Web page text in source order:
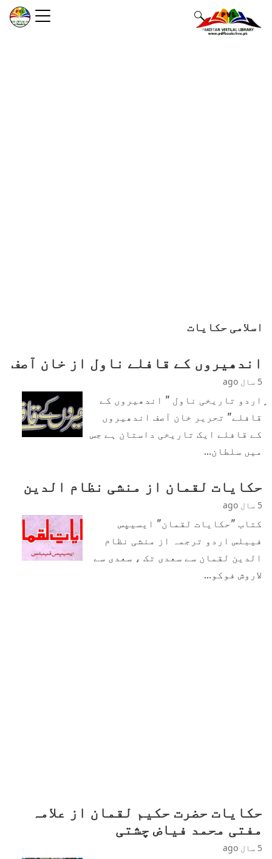
اسلامی حکایات
اندھیروں کے قافلے ناول از خان آصف
5 سال ago
ٍاردو تاریخی ناول " اندھیروں کے
قافلے" تحریر خان آصف اندھیروں
کے قافلے ایک تاریخی داستان ہے جس
میں سلطان…
حکایات لقمان از منشی نظام الدین
5 سال ago
کتاب "حکایات لقمان" ایسیپس
فیبلس اردو ترجمہ از منشی نظام
الدین لقمان سے سعدی تک ، سعدی سے
لاروش فوکو…
حکایات حضرت حکیم لقمان از علامہ
مفتی محمد فیاض چشتی
5 سال ago